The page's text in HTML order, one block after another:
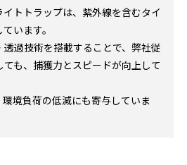
トトラップは、紫外線を含むタイ
います。
過技術を搭載することで、弊社従
も、捕獲力とスピードが向上して
境負荷の低減にも寄与していま